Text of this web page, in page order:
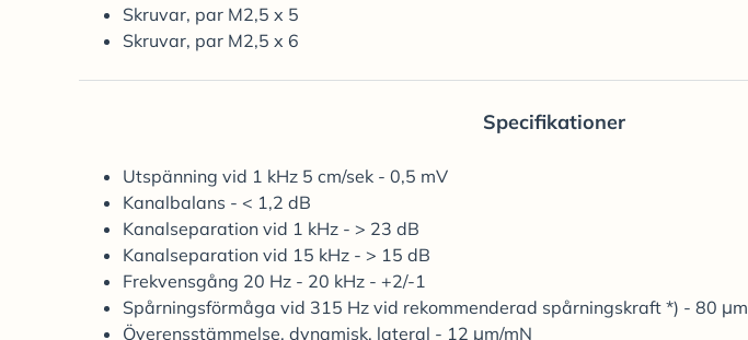
Skruvar, par M2,5 x 5
Skruvar, par M2,5 x 6
Specifikationer
Utspänning vid 1 kHz 5 cm/sek - 0,5 mV
Kanalbalans - < 1,2 dB
Kanalseparation vid 1 kHz - > 23 dB
Kanalseparation vid 15 kHz - > 15 dB
Frekvensgång 20 Hz - 20 kHz - +2/-1
Spårningsförmåga vid 315 Hz vid rekommenderad spårningskraft *) - 80 μm
Överensstämmelse, dynamisk, lateral - 12 μm/mN